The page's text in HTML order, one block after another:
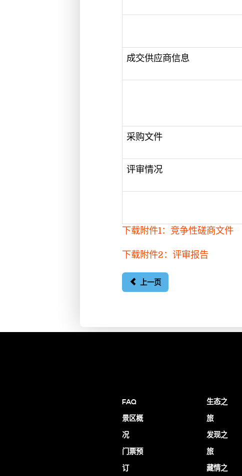
成交供应商信息
采购文件
评审情况
下载附件1：竞争性磋商文件
下载附件2：评审报告
上一页
FAQ
景区概
况
门票预
订
生态之
旅
发现之
旅
藏情之